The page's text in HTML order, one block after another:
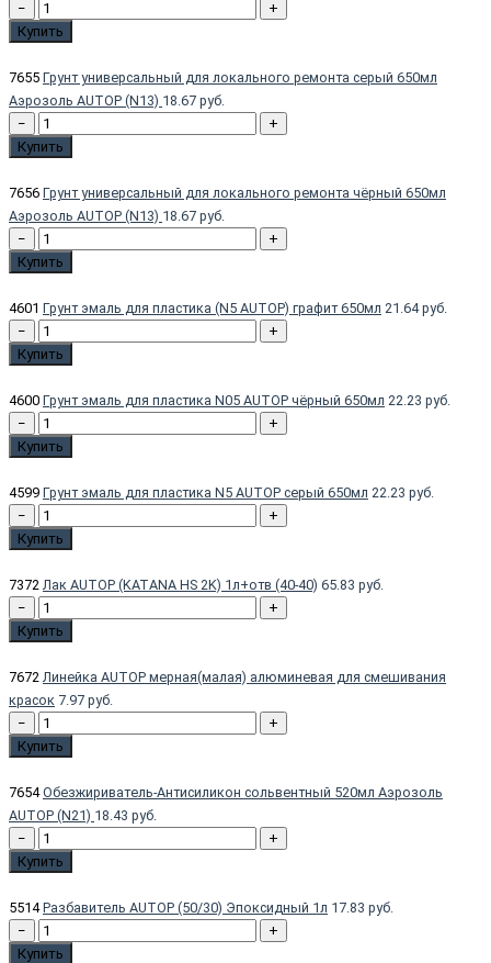
−
+
Купить
7655 Грунт универсальный для локального ремонта серый 650мл
Аэрозоль AUTOP (N13) 18.67 руб.
−
+
Купить
7656 Грунт универсальный для локального ремонта чёрный 650мл
Аэрозоль AUTOP (N13) 18.67 руб.
−
+
Купить
4601 Грунт эмаль для пластика (N5 AUTOP) графит 650мл 21.64 руб.
−
+
Купить
4600 Грунт эмаль для пластика N05 AUTOP чёрный 650мл 22.23 руб.
−
+
Купить
4599 Грунт эмаль для пластика N5 AUTOP серый 650мл 22.23 руб.
−
+
Купить
7372 Лак AUTOP (KATANA HS 2K) 1л+отв (40-40) 65.83 руб.
−
+
Купить
7672 Линейка AUTOP мерная(малая) алюминевая для смешивания
красок 7.97 руб.
−
+
Купить
7654 Обезжириватель-Антисиликон сольвентный 520мл Аэрозоль
AUTOP (N21) 18.43 руб.
−
+
Купить
5514 Разбавитель AUTOP (50/30) Эпоксидный 1л 17.83 руб.
−
+
Купить